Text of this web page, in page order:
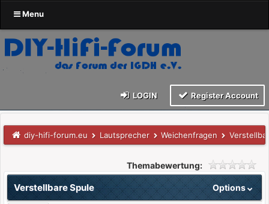
Menu
LOGIN Register Account
diy-hifi-forum.eu Lautsprecher Weichenfragen
Themabewertung:
Options
Verstellbare Spule